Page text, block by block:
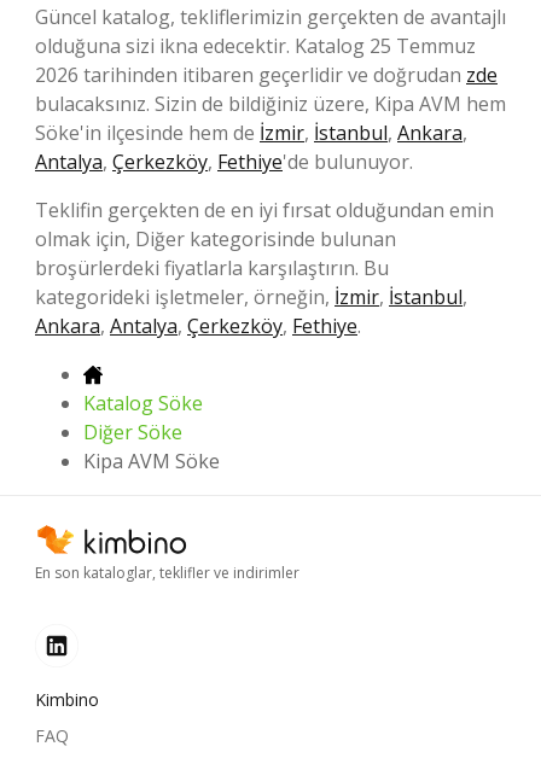
Güncel katalog, tekliflerimizin gerçekten de avantajlı
olduğuna sizi ikna edecektir. Katalog 25 Temmuz
2026 tarihinden itibaren geçerlidir ve doğrudan zde
bulacaksınız. Sizin de bildiğiniz üzere, Kipa AVM hem
Söke'in ilçesinde hem de İzmir, İstanbul, Ankara,
Antalya, Çerkezköy, Fethiye'de bulunuyor.
Teklifin gerçekten de en iyi fırsat olduğundan emin
olmak için, Diğer kategorisinde bulunan
broşürlerdeki fiyatlarla karşılaştırın. Bu
kategorideki işletmeler, örneğin, İzmir, İstanbul,
Ankara, Antalya, Çerkezköy, Fethiye.
Katalog Söke
Diğer Söke
Kipa AVM Söke
En son kataloglar, teklifler ve indirimler
Kimbino
FAQ